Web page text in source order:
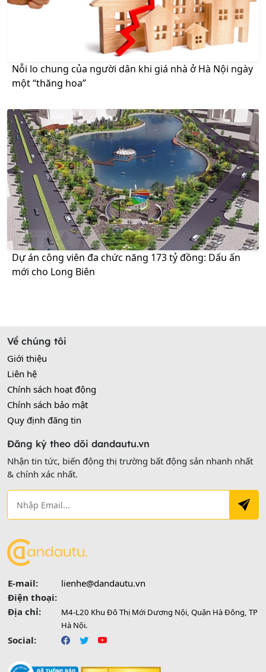
Nỗi lo chung của người dân khi giá nhà ở Hà Nội ngày
một “thăng hoa”
Dự án công viên đa chức năng 173 tỷ đồng: Dấu ấn
mới cho Long Biên
Về chúng tôi
Giới thiệu
Liên hệ
Chính sách hoạt động
Chính sách bảo mật
Quy định đăng tin
Đăng ký theo dõi dandautu.vn
Nhận tin tức, biến động thị trường bất động sản nhanh nhất
& chính xác nhất.
E-mail:
lienhe@dandautu.vn
Điện thoại:
Địa chỉ:
M4-L20 Khu Đô Thị Mới Dương Nội, Quận Hà Đông, TP
Hà Nội.
Social: